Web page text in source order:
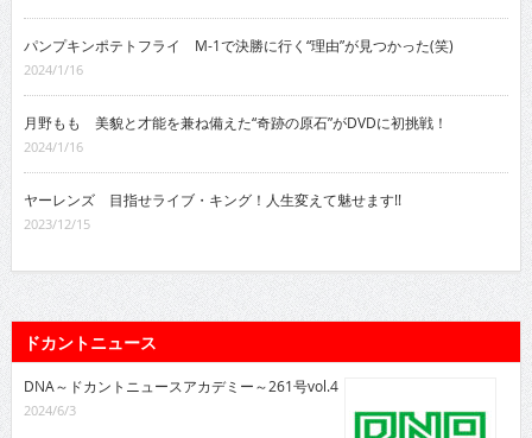
パンプキンポテトフライ M-1で決勝に行く“理由”が見つかった(笑)
2024/1/16
月野もも 美貌と才能を兼ね備えた“奇跡の原石”がDVDに初挑戦！
2024/1/16
ヤーレンズ 目指せライブ・キング！人生変えて魅せます!!
2023/12/15
ドカントニュース
DNA～ドカントニュースアカデミー～261号vol.4
2024/6/3